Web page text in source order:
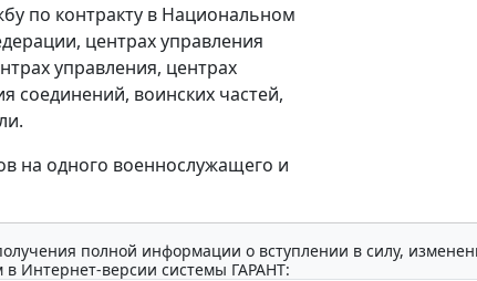
по контракту в Национальном
центрах управления
управления, центрах
соединений, воинских частей,
на одного военнослужащего и
полной информации о вступлении в силу,
в Интернет-версии системы ГАРАНТ: